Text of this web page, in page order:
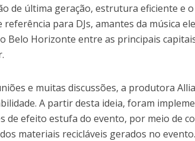
de última geração, estrutura eficiente e
referência para DJs, amantes da música
Belo Horizonte entre as principais
e muitas discussões, a produtora
A partir desta ideia, foram
de efeito estufa do evento, por meio de
materiais recicláveis gerados no